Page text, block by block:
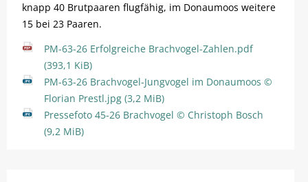
knapp 40 Brutpaaren flugfähig, im Donaumoos weitere
15 bei 23 Paaren.
PM-63-26 Erfolgreiche Brachvogel-Zahlen.pdf
(393,1 KiB)
PM-63-26 Brachvogel-Jungvogel im Donaumoos ©
Florian Prestl.jpg (3,2 MiB)
Pressefoto 45-26 Brachvogel © Christoph Bosch
(9,2 MiB)